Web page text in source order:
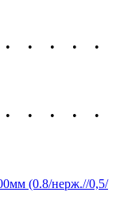
• • • • •
• • • • •